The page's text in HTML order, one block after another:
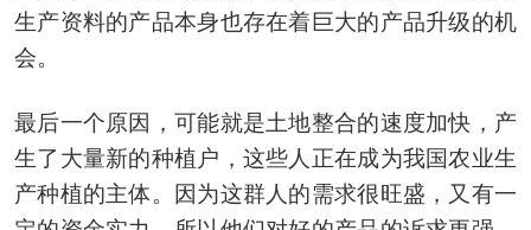
生产资料的产品本身也存在着巨大的产品升级的机
会。
最后一个原因，可能就是土地整合的速度加快，产
生了大量新的种植户，这些人正在成为我国农业生
产种植的主体。因为这群人的需求很旺盛，又有一